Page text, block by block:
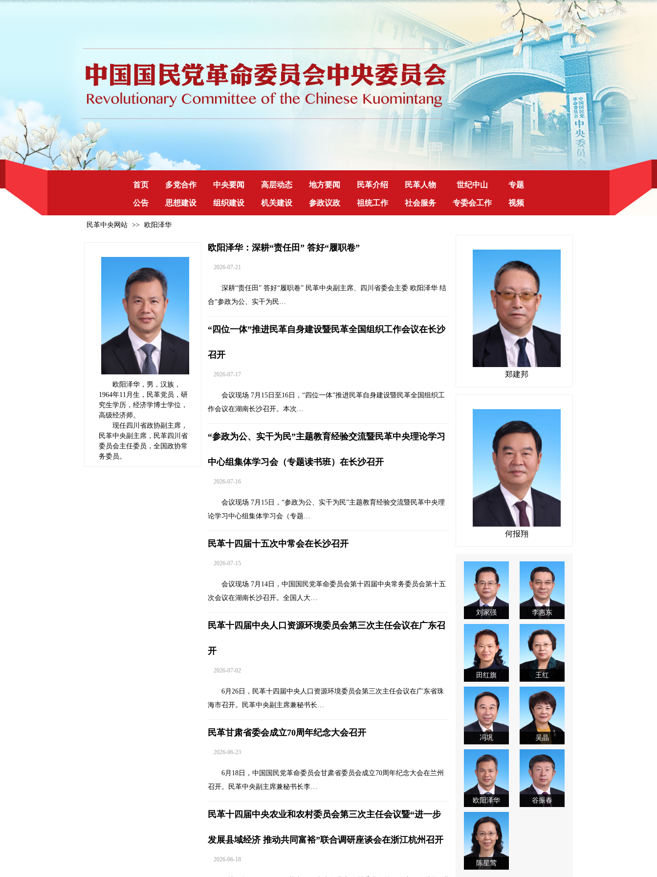
首页 多党合作 中央要闻 高层动态 地方要闻 民革介绍 民革人物 世纪中山 专题
公告 思想建设 组织建设 机关建设 参政议政 祖统工作 社会服务 专委会工作 视频
民革中央网站 >> 欧阳泽华
欧阳泽华，男，汉族，
1964年11月生，民革党员，研
究生学历，经济学博士学位，
高级经济师。
现任四川省政协副主席，
民革中央副主席，民革四川省
委员会主任委员，全国政协常
务委员。
欧阳泽华：深耕“责任田” 答好“履职卷”
2026-07-21
深耕“责任田” 答好“履职卷” 民革中央副主席、四川省委会主委 欧阳泽华 结
合“参政为公、实干为民…
“四位一体”推进民革自身建设暨民革全国组织工作会议在长沙
召开
2026-07-17
会议现场 7月15日至16日，“四位一体”推进民革自身建设暨民革全国组织工
作会议在湖南长沙召开。本次…
“参政为公、实干为民”主题教育经验交流暨民革中央理论学习
中心组集体学习会（专题读书班）在长沙召开
2026-07-16
会议现场 7月15日，“参政为公、实干为民”主题教育经验交流暨民革中央理
论学习中心组集体学习会（专题…
民革十四届十五次中常会在长沙召开
2026-07-15
会议现场 7月14日，中国国民党革命委员会第十四届中央常务委员会第十五
次会议在湖南长沙召开。全国人大…
民革十四届中央人口资源环境委员会第三次主任会议在广东召
开
2026-07-02
6月26日，民革十四届中央人口资源环境委员会第三次主任会议在广东省珠
海市召开。民革中央副主席兼秘书长…
民革甘肃省委会成立70周年纪念大会召开
2026-06-23
6月18日，中国国民党革命委员会甘肃省委员会成立70周年纪念大会在兰州
召开。民革中央副主席兼秘书长李…
民革十四届中央农业和农村委员会第三次主任会议暨“进一步
发展县域经济 推动共同富裕”联合调研座谈会在浙江杭州召开
2026-06-18
郑建邦
何报翔
刘家强 李惠东
田红旗 王红
冯巩 吴晶
欧阳泽华 谷振春
陈星莺